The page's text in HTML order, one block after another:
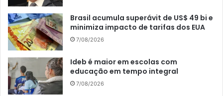
Brasil acumula superávit de US$ 49 bi e
minimiza impacto de tarifas dos EUA
7/08/2026
Ideb é maior em escolas com
educação em tempo integral
7/08/2026